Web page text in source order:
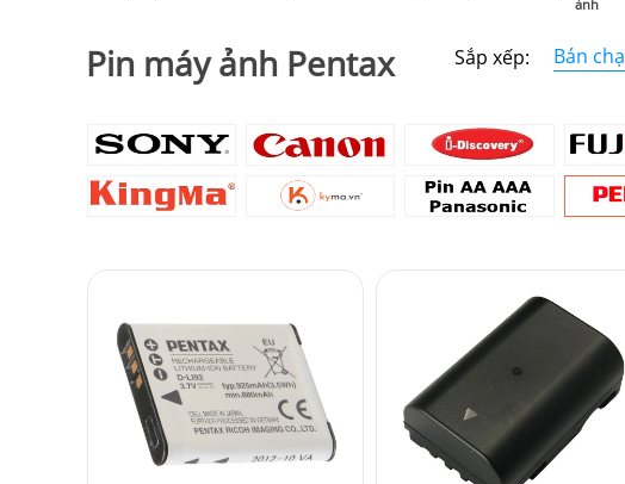
ảnh
Pin máy ảnh Pentax Sắp xếp: Bán